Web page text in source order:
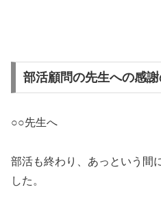
部活顧問の先生への感
○○先生へ
部活も終わり、あっという間
した。